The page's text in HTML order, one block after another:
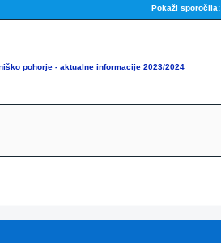
Pokaži sporočila:
pohorje - aktualne informacije 2023/2024